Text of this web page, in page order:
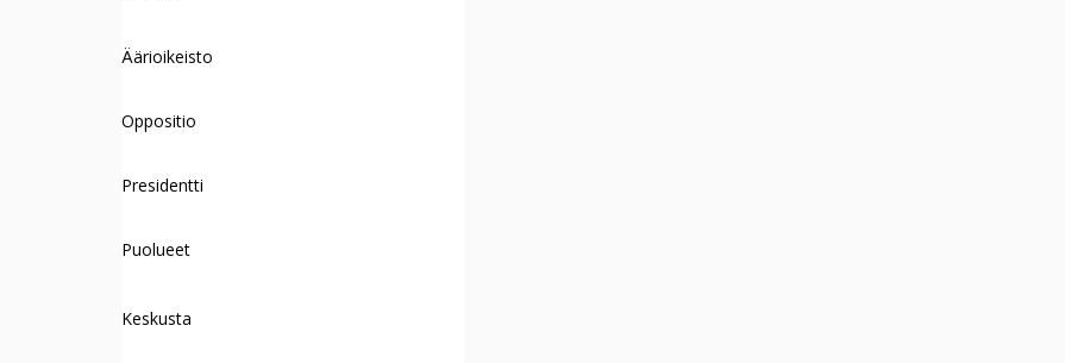
Äärioikeisto
Oppositio
Presidentti
Puolueet
Keskusta